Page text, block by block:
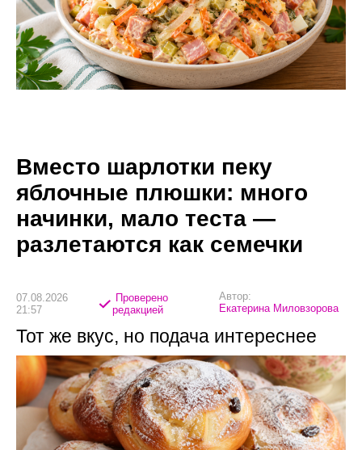
Вместо шарлотки пеку
яблочные плюшки: много
начинки, мало теста —
разлетаются как семечки
07.08.2026
21:57
Проверено
редакцией
Автор:
Екатерина Миловзорова
Тот же вкус, но подача интереснее